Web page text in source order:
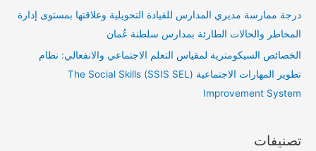
درجة ممارسة مديري المدارس للقيادة التحويلية وعلاقتها بمستوى إدارة
المخاطر والحالات الطارئة بمدارس سلطنة عُمان
الخصائص السيكومترية لمقياس التعلم الاجتماعي والانفعالي: نظام
تطوير المهارات الاجتماعية (SSIS SEL) The Social Skills
Improvement System
تصنيفات